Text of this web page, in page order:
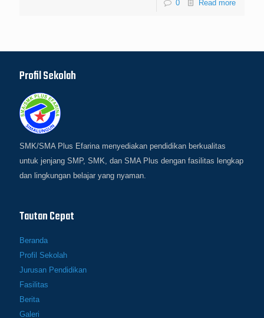
0 Read more
Profil Sekolah
SMK/SMA Plus Efarina menyediakan pendidikan berkualitas
untuk jenjang SMP, SMK, dan SMA Plus dengan fasilitas lengkap
dan lingkungan belajar yang nyaman.
Tautan Cepat
Beranda
Profil Sekolah
Jurusan Pendidikan
Fasilitas
Berita
Galeri